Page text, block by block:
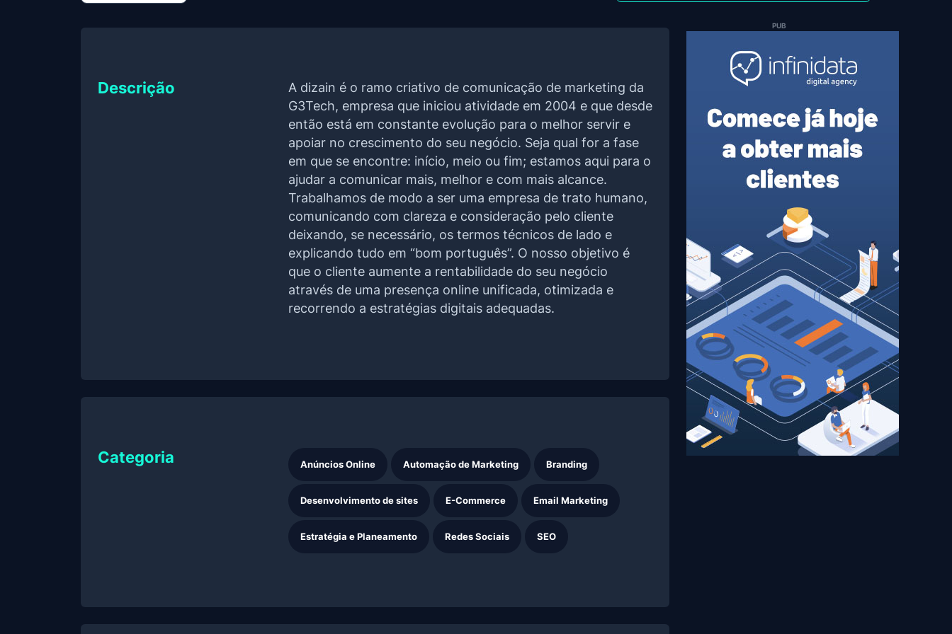
Descrição
A dizain é o ramo criativo de comunicação de marketing da
G3Tech, empresa que iniciou atividade em 2004 e que desde
então está em constante evolução para o melhor servir e
apoiar no crescimento do seu negócio. Seja qual for a fase
em que se encontre: início, meio ou fim; estamos aqui para o
ajudar a comunicar mais, melhor e com mais alcance.
Trabalhamos de modo a ser uma empresa de trato humano,
comunicando com clareza e consideração pelo cliente
deixando, se necessário, os termos técnicos de lado e
explicando tudo em “bom português”. O nosso objetivo é
que o cliente aumente a rentabilidade do seu negócio
através de uma presença online unificada, otimizada e
recorrendo a estratégias digitais adequadas.
Categoria Anúncios Online Automação de Marketing Branding
Desenvolvimento de sites E-Commerce Email Marketing
Estratégia e Planeamento Redes Sociais SEO
PUB